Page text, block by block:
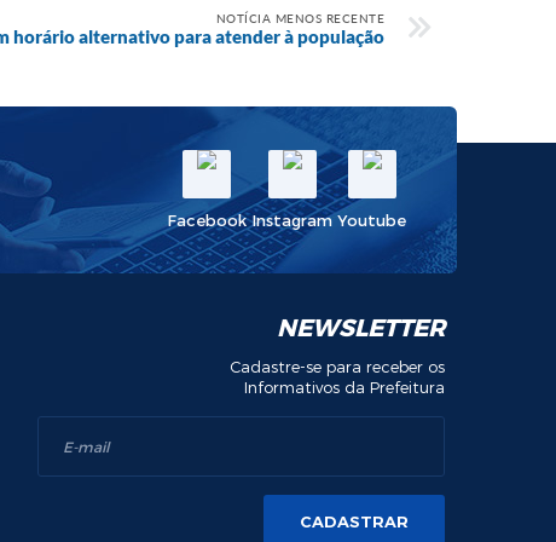
NOTÍCIA MENOS RECENTE
horário alternativo para atender à população
Facebook Instagram Youtube
NEWSLETTER
Cadastre-se para receber os
Informativos da Prefeitura
CADASTRAR